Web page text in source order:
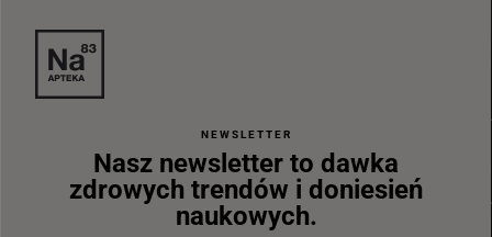
NEWSLETTER
Nasz newsletter to dawka
zdrowych trendów i doniesień
naukowych.